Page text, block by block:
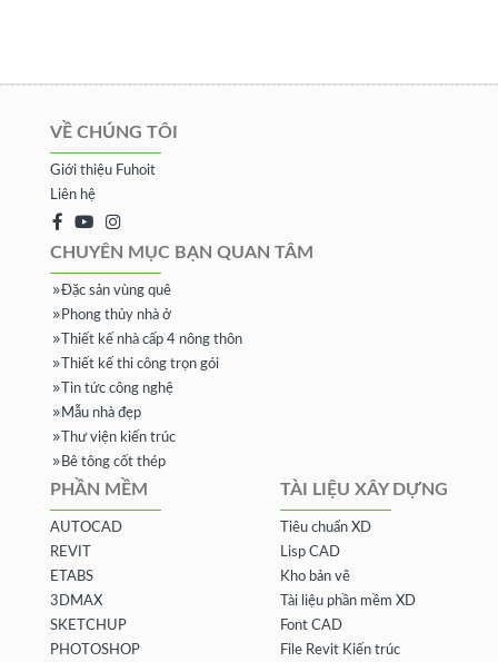
VỀ CHÚNG TÔI
Giới thiệu Fuhoit
Liên hệ
CHUYÊN MỤC BẠN QUAN TÂM
Đặc sản vùng quê
Phong thủy nhà ở
Thiết kế nhà cấp 4 nông thôn
Thiết kế thi công trọn gói
Tin tức công nghệ
Mẫu nhà đẹp
Thư viện kiến trúc
Bê tông cốt thép
PHẦN MỀM
AUTOCAD
REVIT
ETABS
3DMAX
SKETCHUP
PHOTOSHOP
TÀI LIỆU XÂY DỰNG
Tiêu chuẩn XD
Lisp CAD
Kho bản vẽ
Tài liệu phần mềm XD
Font CAD
File Revit Kiến trúc